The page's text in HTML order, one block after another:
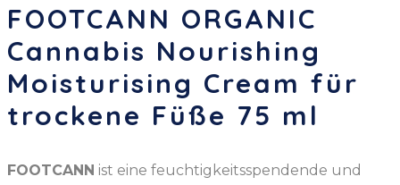
FOOTCANN ORGANIC
Cannabis Nourishing
Moisturising Cream für
trockene Füße 75 ml
FOOTCANN ist eine feuchtigkeitsspendende und